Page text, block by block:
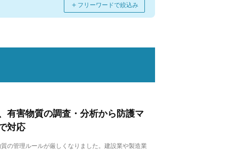
＋ フリーワードで絞込み
有害物質の調査・分析から防護マ
対応
の管理ルールが厳しくなりました。建設業や製造業